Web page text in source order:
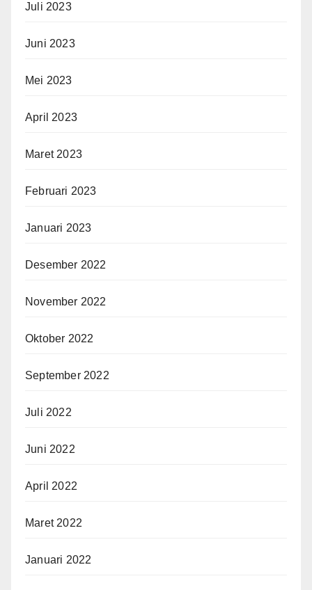
Juli 2023
Juni 2023
Mei 2023
April 2023
Maret 2023
Februari 2023
Januari 2023
Desember 2022
November 2022
Oktober 2022
September 2022
Juli 2022
Juni 2022
April 2022
Maret 2022
Januari 2022